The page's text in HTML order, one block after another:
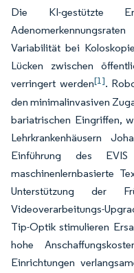
Die KI-gestützte
Variabilität bei
Lücken zwischen
verringert werden[1].
den minimalinvasiven
bariatrischen Eingriffen,
Lehrkrankenhäusern
Einführung des
maschinenlernbasierte
Unterstützung der
Videoverarbeitungs-
Tip-Optik stimulieren
hohe
Einrichtungen